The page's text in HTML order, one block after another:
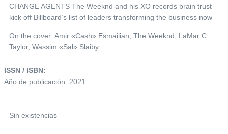
CHANGE AGENTS The Weeknd and his XO records brain trust
kick off Billboard’s list of leaders transforming the business now
On the cover: Amir «Cash» Esmailian, The Weeknd, LaMar C.
Taylor, Wassim «Sal» Slaiby
ISSN / ISBN:
Año de publicación: 2021
Sin existencias